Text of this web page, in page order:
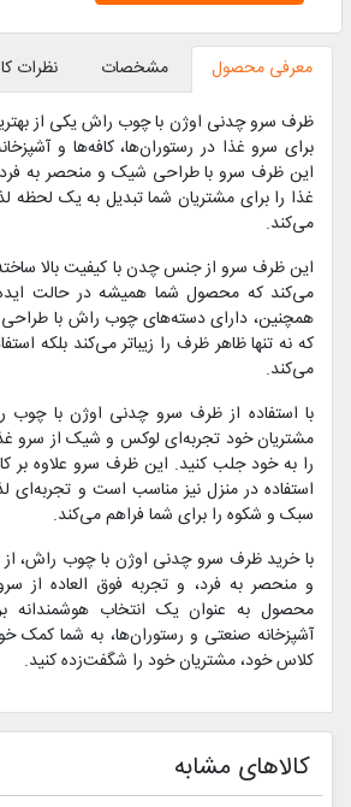
معرفی محصول مشخصات
نظرات
ظرف سرو چدنی اوژن با چوب راش یکی از
برای سرو غذا در رستوران‌ها، کافه‌ها و
این ظرف سرو با طراحی شیک و منحصر به
غذا را برای مشتریان شما تبدیل به یک
می‌کند.
این ظرف سرو از جنس چدن با کیفیت بالا
می‌کند که محصول شما همیشه در حالت
همچنین، دارای دسته‌های چوب راش با طراحی
که نه تنها ظاهر ظرف را زیباتر می‌کند بلکه
می‌کند.
با استفاده از ظرف سرو چدنی اوژن با چوب
مشتریان خود تجربه‌ای لوکس و شیک از سرو
را به خود جلب کنید. این ظرف سرو علاوه بر
استفاده در منزل نیز مناسب است و
سبک و شکوه را برای شما فراهم می‌کند.
با خرید ظرف سرو چدنی اوژن با چوب راش، از
و منحصر به فرد، و تجربه فوق العاده از
محصول به عنوان یک انتخاب هوشمندانه
آشپزخانه صنعتی و رستوران‌ها، به شما کمک
کلاس خود، مشتریان خود را شگفت‌زده کنید.
کالاهای مشابه